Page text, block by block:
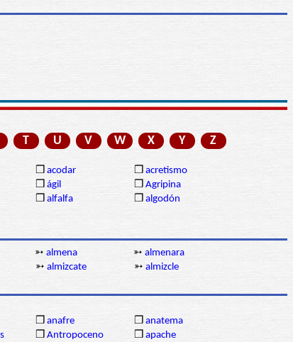
T U V W X Y Z
❒ acodar ❒ acretismo
❒ ágil ❒ Agripina
❒ alfalfa ❒ algodón
➳ almena ➳ almenara
➳ almizcate ➳ almizcle
❒ anafre ❒ anatema
❒ Antropoceno ❒ apache